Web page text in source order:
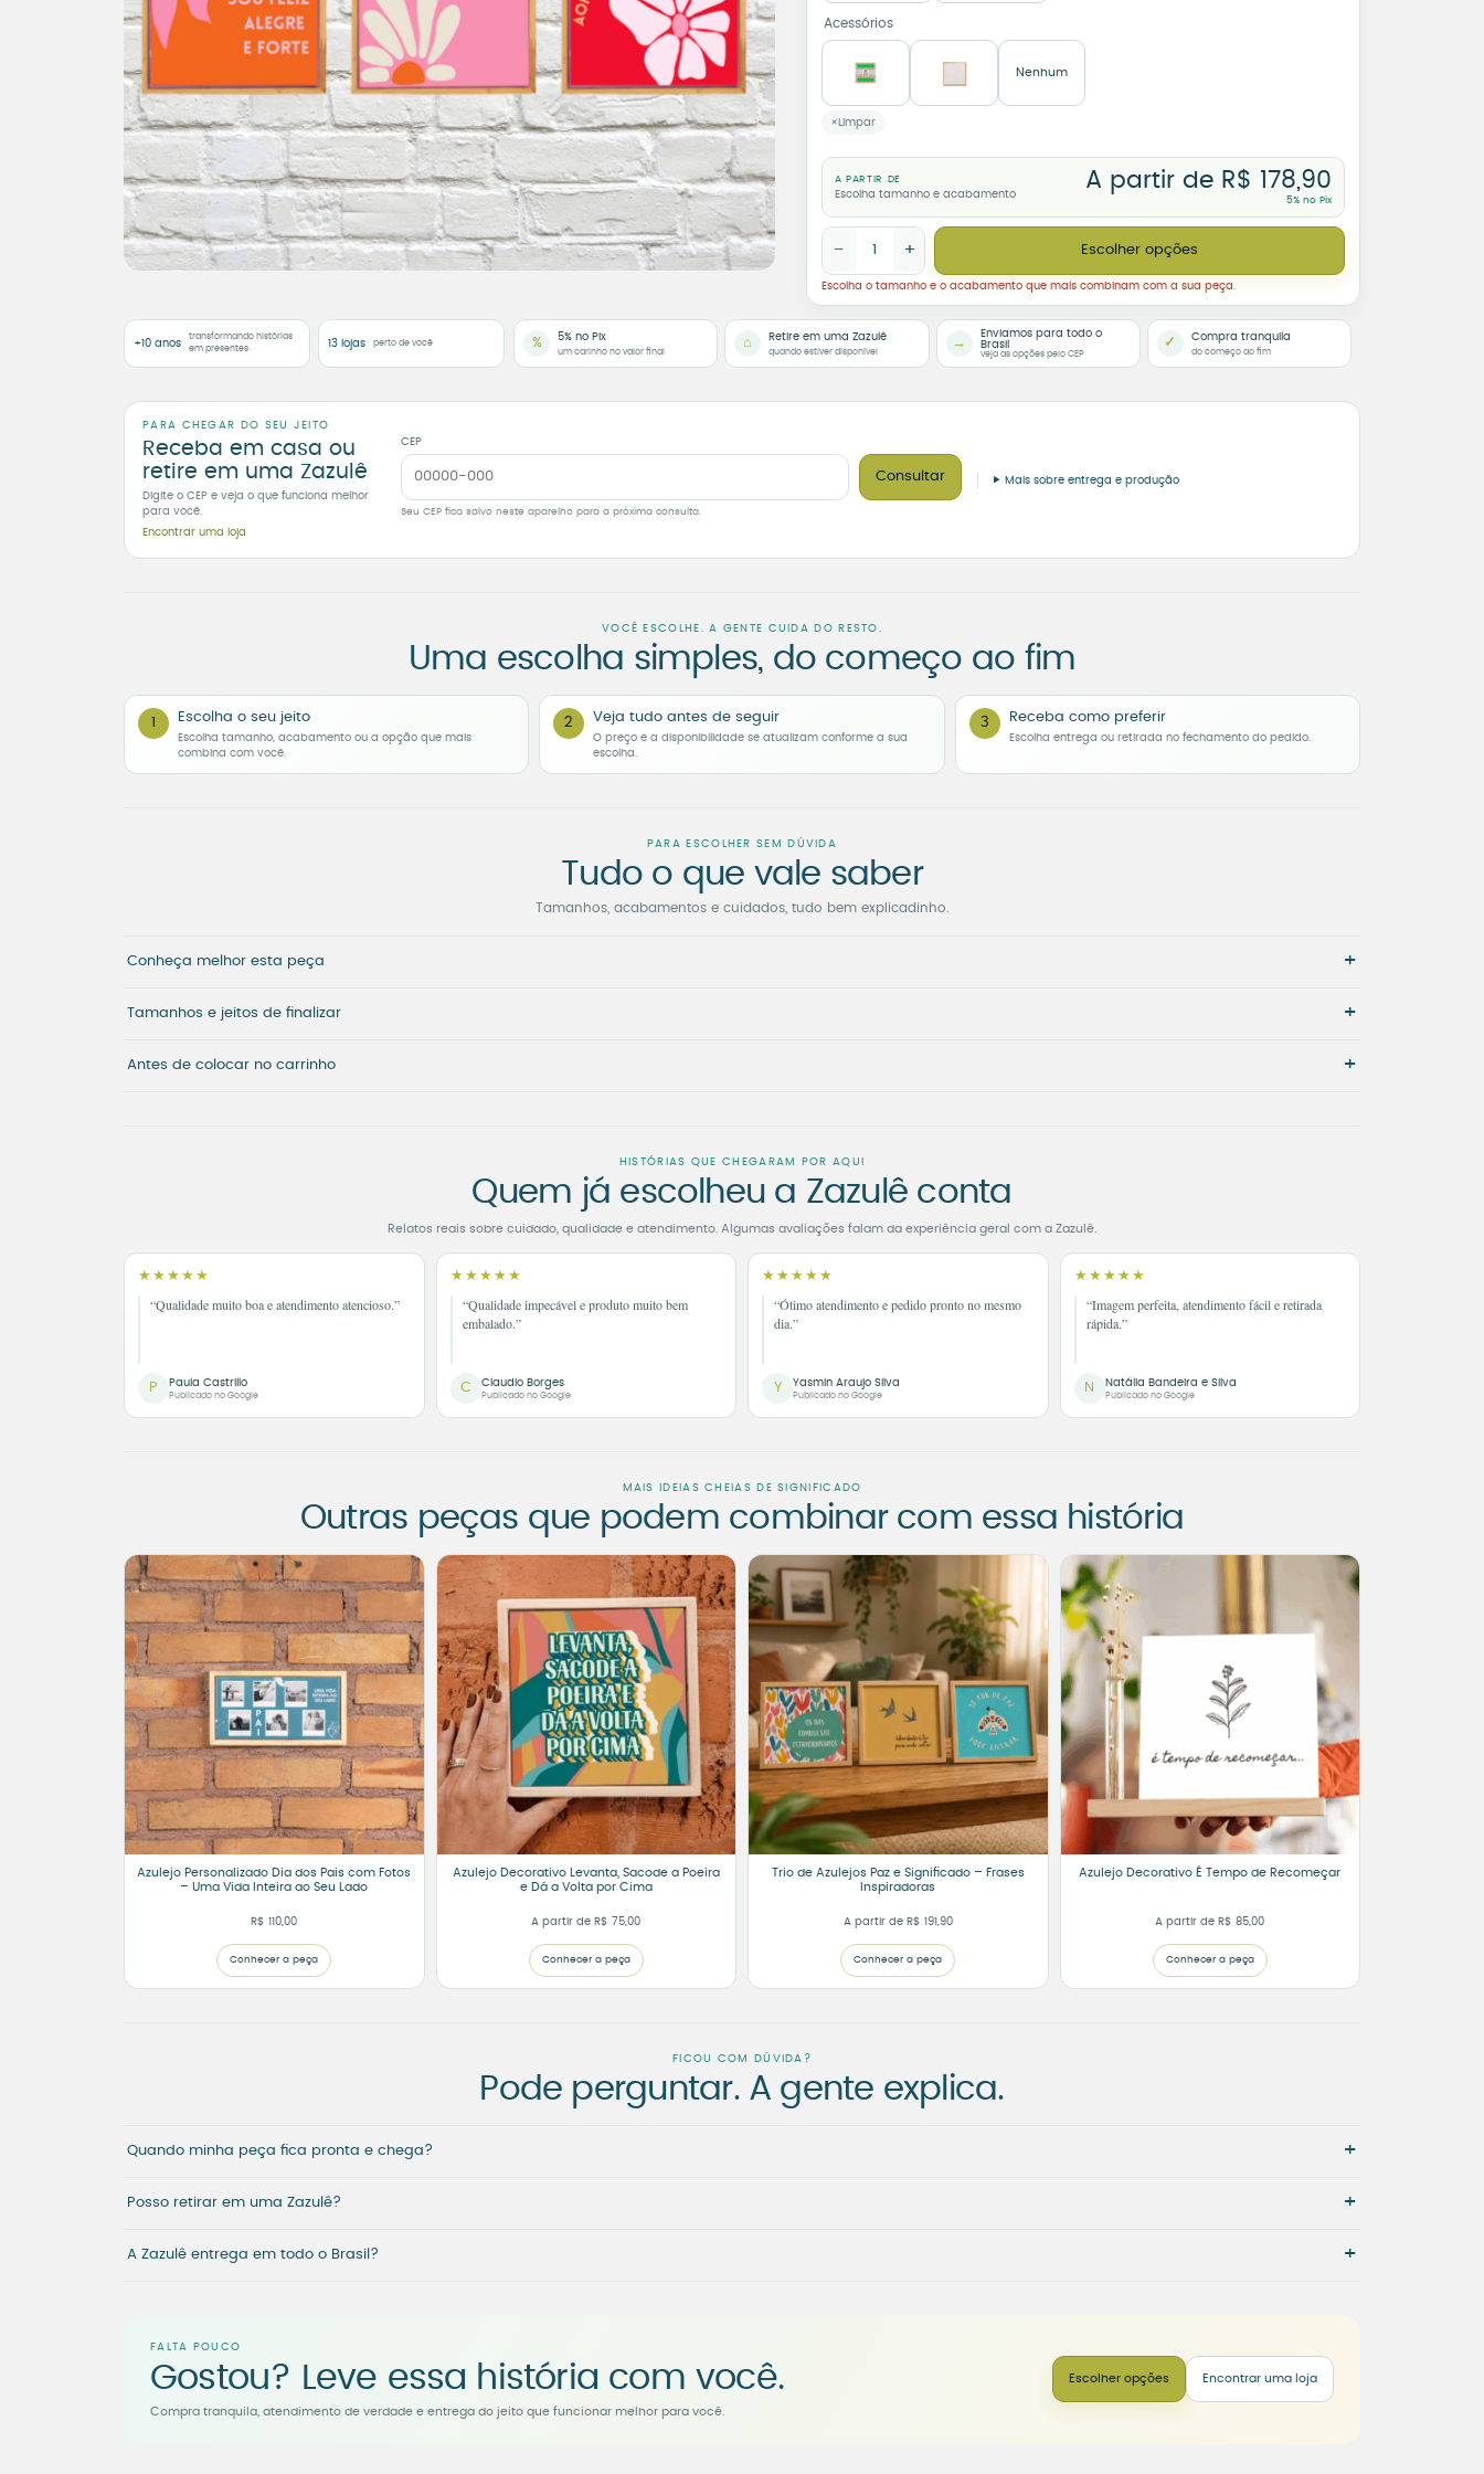
Acessórios
Nenhum
Limpar
A PARTIR DE
Escolha tamanho e acabamento
A partir de R$ 178,90
5% no Pix
Trio de Azulejos Feliz, Alegre e Forte quantidade
− + Escolher opções
Escolha o tamanho e o acabamento que mais combinam com a sua peça.
+10 anos
transformando histórias
em presentes
13 lojas perto de você % 5% no Pix
um carinho no valor final
⌂ Retire em uma Zazulê
quando estiver disponível
→
Enviamos para todo o
Brasil
veja as opções pelo CEP
✓ Compra tranquila
do começo ao fim
PARA CHEGAR DO SEU JEITO
Receba em casa ou
retire em uma Zazulê
Digite o CEP e veja o que funciona melhor
para você.
Encontrar uma loja
CEP
Consultar
Seu CEP fica salvo neste aparelho para a próxima consulta.
Mais sobre entrega e produção
VOCÊ ESCOLHE. A GENTE CUIDA DO RESTO.
Uma escolha simples, do começo ao fim
1 Escolha o seu jeito
Escolha tamanho, acabamento ou a opção que mais
combina com você.
2 Veja tudo antes de seguir
O preço e a disponibilidade se atualizam conforme a sua
escolha.
3 Receba como preferir
Escolha entrega ou retirada no fechamento do pedido.
PARA ESCOLHER SEM DÚVIDA
Tudo o que vale saber
Tamanhos, acabamentos e cuidados, tudo bem explicadinho.
Conheça melhor esta peça +
Tamanhos e jeitos de finalizar +
Antes de colocar no carrinho +
HISTÓRIAS QUE CHEGARAM POR AQUI
Quem já escolheu a Zazulê conta
Relatos reais sobre cuidado, qualidade e atendimento. Algumas avaliações falam da experiência geral com a Zazulê.
★★★★★
“Qualidade muito boa e atendimento atencioso.”
P Paula Castrillo
Publicado no Google
★★★★★
“Qualidade impecável e produto muito bem
embalado.”
C Claudio Borges
Publicado no Google
★★★★★
“Ótimo atendimento e pedido pronto no mesmo
dia.”
Y Yasmin Araujo Silva
Publicado no Google
★★★★★
“Imagem perfeita, atendimento fácil e retirada
rápida.”
N Natália Bandeira e Silva
Publicado no Google
MAIS IDEIAS CHEIAS DE SIGNIFICADO
Outras peças que podem combinar com essa história
Azulejo Personalizado Dia dos Pais com Fotos
– Uma Vida Inteira ao Seu Lado
R$ 110,00
Conhecer a peça
Azulejo Decorativo Levanta, Sacode a Poeira
e Dá a Volta por Cima
A partir de R$ 75,00
Conhecer a peça
Trio de Azulejos Paz e Significado – Frases
Inspiradoras
A partir de R$ 191,90
Conhecer a peça
Azulejo Decorativo É Tempo de Recomeçar
A partir de R$ 85,00
Conhecer a peça
FICOU COM DÚVIDA?
Pode perguntar. A gente explica.
Quando minha peça fica pronta e chega? +
Posso retirar em uma Zazulê? +
A Zazulê entrega em todo o Brasil? +
FALTA POUCO
Gostou? Leve essa história com você.
Compra tranquila, atendimento de verdade e entrega do jeito que funcionar melhor para você.
Escolher opções Encontrar uma loja